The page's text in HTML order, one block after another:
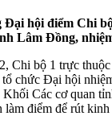
Đại hội điểm Chi
Lâm Đồng,
Chi bộ 1 trực
chức Đại hội
Các cơ quan
điểm để rút kinh